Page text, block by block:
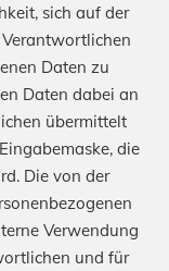
sich auf der
Daten zu
Daten dabei an
übermittelt
die
Die von der
Verwendung
und für